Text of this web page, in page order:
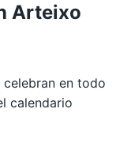
Arteixo
celebran en todo
calendario